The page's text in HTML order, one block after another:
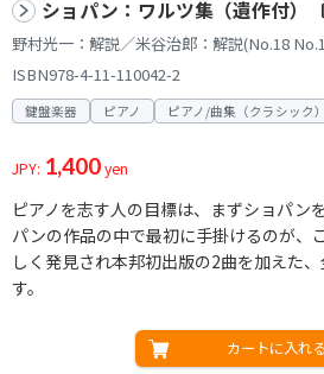
ショパン：ワルツ集（遺作付）〔
野村光一：解説／米谷治郎：解説(No.18
ISBN978-4-11-110042-2
鍵盤楽器 ピアノ ピアノ/曲集（クラシック）
JPY: 1,400yen
ピアノを志す人の目標は、まずショパン
パンの作品の中で最初に手掛けるのが、
しく発見され本邦初出版の2曲を加えた
す。
カートに入れる